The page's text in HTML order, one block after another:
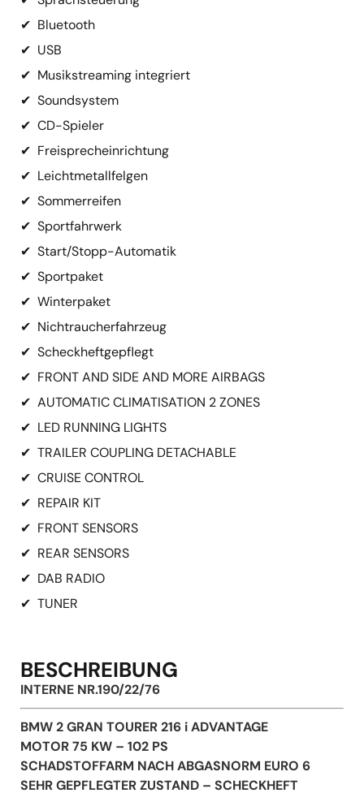
✔ Bluetooth
✔ USB
✔ Musikstreaming integriert
✔ Soundsystem
✔ CD-Spieler
✔ Freisprecheinrichtung
✔ Leichtmetallfelgen
✔ Sommerreifen
✔ Sportfahrwerk
✔ Start/Stopp-Automatik
✔ Sportpaket
✔ Winterpaket
✔ Nichtraucherfahrzeug
✔ Scheckheftgepflegt
✔ FRONT AND SIDE AND MORE AIRBAGS
✔ AUTOMATIC CLIMATISATION 2 ZONES
✔ LED RUNNING LIGHTS
✔ TRAILER COUPLING DETACHABLE
✔ CRUISE CONTROL
✔ REPAIR KIT
✔ FRONT SENSORS
✔ REAR SENSORS
✔ DAB RADIO
✔ TUNER
BESCHREIBUNG
INTERNE NR.190/22/76
BMW 2 GRAN TOURER 216 i ADVANTAGE
MOTOR 75 KW – 102 PS
SCHADSTOFFARM NACH ABGASNORM EURO 6
SEHR GEPFLEGTER ZUSTAND – SCHECKHEFT